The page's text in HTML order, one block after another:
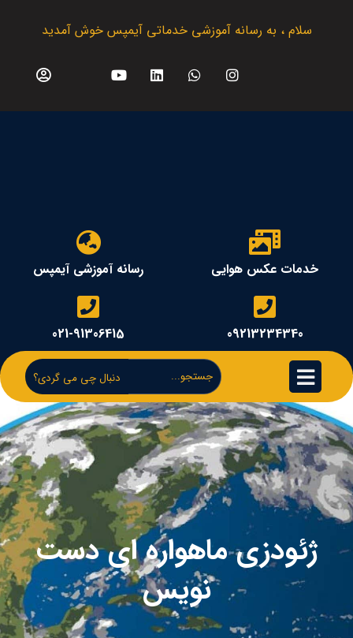
سلام ، به رسانه آموزشی خدماتی آیمپس خوش آمدید
خدمات عکس هوایی
09213234340
رسانه آموزشی آیمپس
021-91306415
دنبال چی می گردی؟
ژئودزی ماهواره ای دست
نویس